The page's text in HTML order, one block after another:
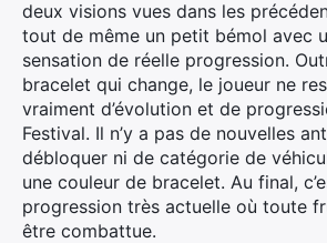
deux visions vues dans les
tout de même un petit bémol avec
sensation de réelle progression.
bracelet qui change, le joueur ne
vraiment d’évolution et de
Festival. Il n’y a pas de nouvelles
débloquer ni de catégorie de
une couleur de bracelet. Au final,
progression très actuelle où toute
être combattue.